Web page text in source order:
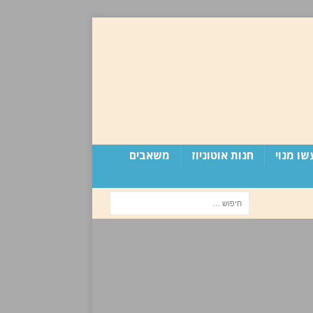
מנוי חנות אוטוניוז
משאבים